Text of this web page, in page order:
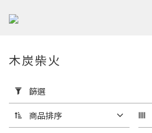
用
篩
選
(0/20)
木炭柴火
篩選
商品排序